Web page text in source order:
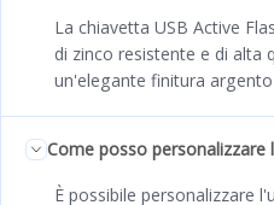
La chiavetta USB Active
di zinco resistente e di alta
un'elegante finitura argento
Come posso
È possibile personalizzare